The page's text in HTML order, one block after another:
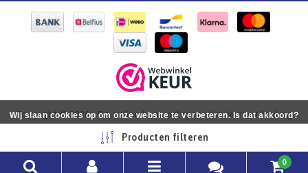
Copyright © 2026 - De online bootverf specialist. Van antifouling
tot aflak. - All rights reserved - RealizationInStijl Media
Producten filteren
0
Wij slaan cookies op om onze website te verbeteren. Is dat akkoord?
Nee Meer over cookies »